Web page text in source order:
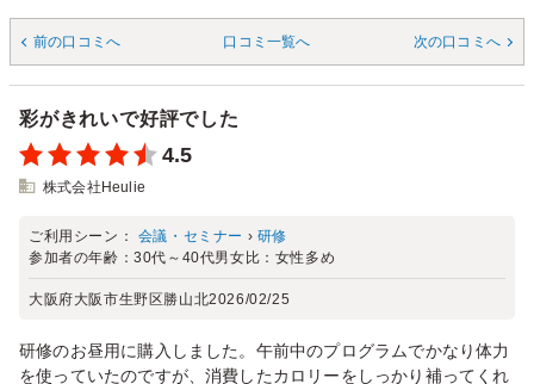
前の口コミへ 口コミ一覧へ 次の口コミへ
彩がきれいで好評でした
4.5
株式会社Heulie
ご利用シーン： 会議・セミナー › 研修
参加者の年齢：30代～40代男女比： 女性多め
大阪府大阪市生野区勝山北2026/02/25
研修のお昼用に購入しました。午前中のプログラムでかなり体力
を使っていたのですが、消費したカロリーをしっかり補ってくれ